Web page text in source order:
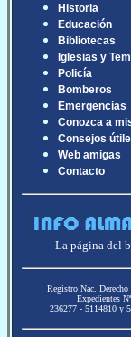
Historia
Educación
Bibliotecas
Iglesias y
Policía
Bomberos
Emergencias
Conozca a
Consejos
Web amigas
Contacto
La página del
Registro Nac. Derecho
Expedientes Nª
236277 - 5114810 y